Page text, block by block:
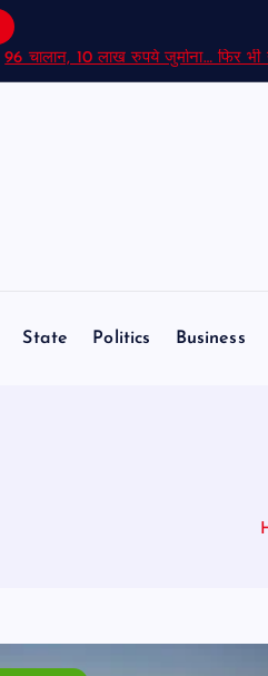
96 चालान, 10 लाख रुपये जुर्माना… फिर
State Politics Business